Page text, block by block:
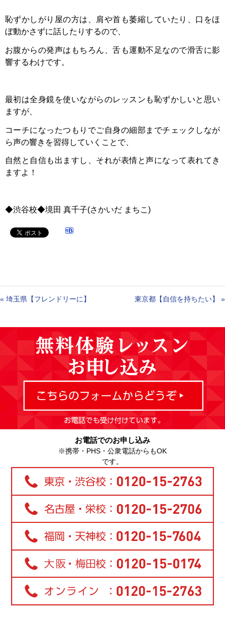
恥ずかしがり屋の方は、肩や首も萎縮していたり、口をほ
ぼ動かさずに話したりするので、
お腹からの発声はもちろん、舌も運動不足なので滑舌に影
響するわけです。
最初は全身鏡を使いながらのレッスンも恥ずかしいと思い
ますが、
コーチになったつもりでご自身の細部までチェックしなが
ら声の響きを習得していくことで、
自然と自信も出ますし、それが表情と声になって表れてき
ますよ！
◆渋谷校◆境田 真千子(さかいだ まちこ)
« 埼玉県【フレンドリーに】 東京都【自信を持ちたい】 »
お電話でのお申し込み
※携帯・PHS・公衆電話からもOK
です。